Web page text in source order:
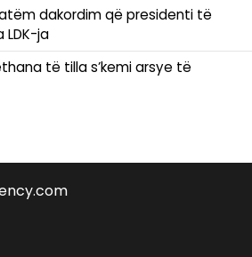
dakordim që presidenti të
ja
të tilla s’kemi arsye të